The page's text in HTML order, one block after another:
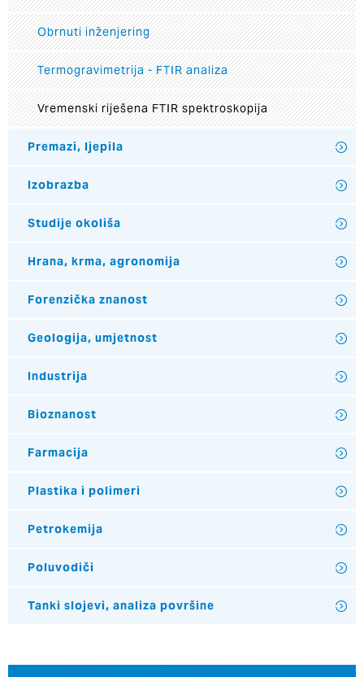
Obrnuti inženjering
Termogravimetrija - FTIR analiza
Vremenski riješena FTIR spektroskopija
Premazi, ljepila
Izobrazba
Studije okoliša
Hrana, krma, agronomija
Forenzička znanost
Geologija, umjetnost
Industrija
Bioznanost
Farmacija
Plastika i polimeri
Petrokemija
Poluvodiči
Tanki slojevi, analiza površine